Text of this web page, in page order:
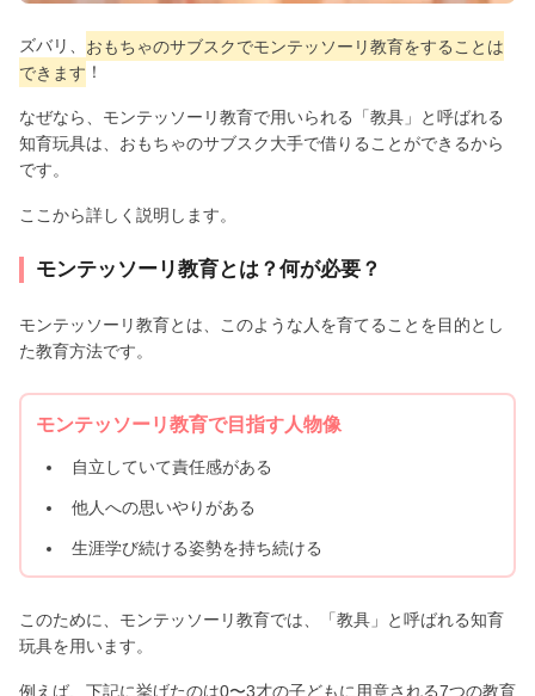
ズバリ、 おもちゃのサブスクでモンテッソーリ教育をすることは
できます ！
なぜなら、モンテッソーリ教育で用いられる「教具」と呼ばれる
知育玩具は、おもちゃのサブスク大手で借りることができるから
です。
ここから詳しく説明します。
モンテッソーリ教育とは？何が必要？
モンテッソーリ教育とは、このような人を育てることを目的とし
た教育方法です。
モンテッソーリ教育で目指す人物像
自立していて責任感がある
他人への思いやりがある
生涯学び続ける姿勢を持ち続ける
このために、モンテッソーリ教育では、「教具」と呼ばれる知育
玩具を用います。
例えば、下記に挙げたのは0〜3才の子どもに用意される7つの教育